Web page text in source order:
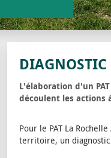
DIAGNOSTIC
L'élaboration d'un
découlent les actions
Pour le PAT La
territoire, un